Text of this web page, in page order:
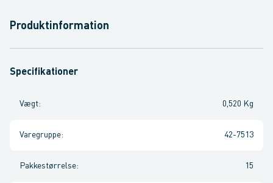
Produktinformation
Specifikationer
Vægt: 0,520 Kg
Varegruppe: 42-7513
Pakkestørrelse: 15